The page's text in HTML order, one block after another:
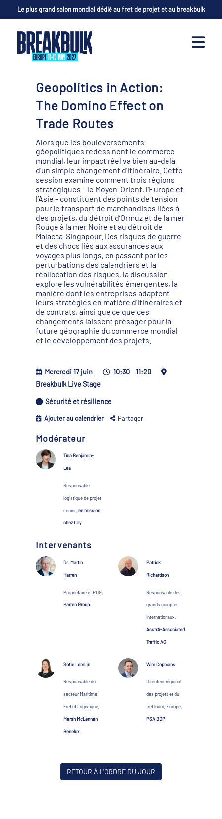
Le plus grand salon mondial dédié au fret de projet et au breakbulk
Geopolitics in Action:
The Domino Effect on
Trade Routes
Alors que les bouleversements
géopolitiques redessinent le commerce
mondial, leur impact réel va bien au-delà
d’un simple changement d’itinéraire. Cette
session examine comment trois régions
stratégiques – le Moyen-Orient, l’Europe et
l’Asie – constituent des points de tension
pour le transport de marchandises liées à
des projets, du détroit d’Ormuz et de la mer
Rouge à la mer Noire et au détroit de
Malacca-Singapour. Des risques de guerre
et des chocs liés aux assurances aux
voyages plus longs, en passant par les
perturbations des calendriers et la
réallocation des risques, la discussion
explore les vulnérabilités émergentes, la
manière dont les entreprises adaptent
leurs stratégies en matière d'itinéraires et
de contrats, ainsi que ce que ces
changements laissent présager pour la
future géographie du commerce mondial
et le développement des projets.
Mercredi 17 juin
10:30 - 11:20
Breakbulk Live Stage
Sécurité et résilience
Ajouter au calendrier Partager
Modérateur
Tina Benjamin-
Lea
Responsable
logistique de projet
senior, en mission
chez Lilly
Intervenants
Dr. Martin
Harren
Propriétaire et PDG,
Harren Group
Patrick
Richardson
Responsable des
grands comptes
internationaux,
AsstrA-Associated
Traffic AG
Sofie Lemlijn
Responsable du
secteur Maritime,
Fret et Logistique,
Marsh McLennan
Benelux
Wim Copmans
Directeur régional
des projets et du
fret lourd, Europe,
PSA BDP
RETOUR À L'ORDRE DU JOUR